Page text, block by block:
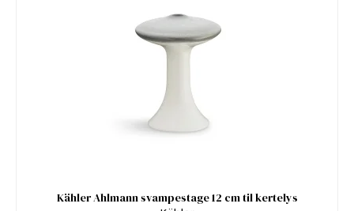
Kähler Ahlmann svampestage 12 cm til kertelys